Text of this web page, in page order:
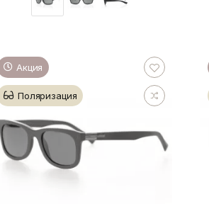
Акция
Поляризация